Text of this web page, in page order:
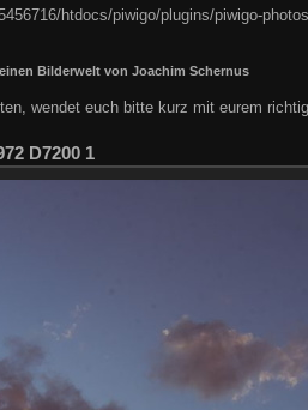
htdocs/piwigo/plugins/piwigo-
Bilderwelt von Joachim Schernus
wendet euch bitte kurz mit eurem
D7200 1